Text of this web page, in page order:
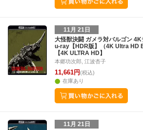
11月 21日
大怪獣決闘 ガメラ対バルゴン
u-ray【HDR版】（4K Ultra HD
【4K ULTRA HD】
本郷功次郎, 江波杏子
11,661円(税込)
在庫あり
11月 21日